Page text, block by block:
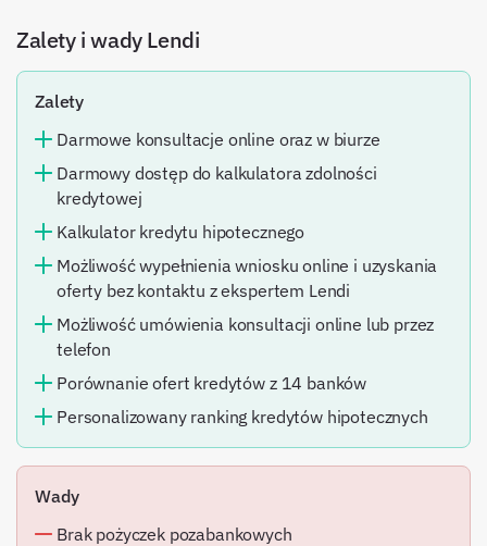
Zalety i wadyLendi
Zalety
Darmowe konsultacje online oraz w biurze
Darmowy dostęp do kalkulatora zdolności
kredytowej
Kalkulator kredytu hipotecznego
Możliwość wypełnienia wniosku online i uzyskania
oferty bez kontaktu z ekspertem Lendi
Możliwość umówienia konsultacji online lub przez
telefon
Porównanie ofert kredytów z 14 banków
Personalizowany ranking kredytów hipotecznych
Wady
Brak pożyczek pozabankowych